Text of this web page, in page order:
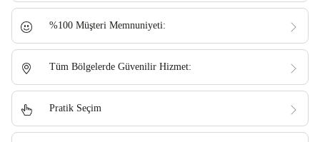
%100 Müşteri Memnuniyeti:
Tüm Bölgelerde Güvenilir Hizmet:
Pratik Seçim